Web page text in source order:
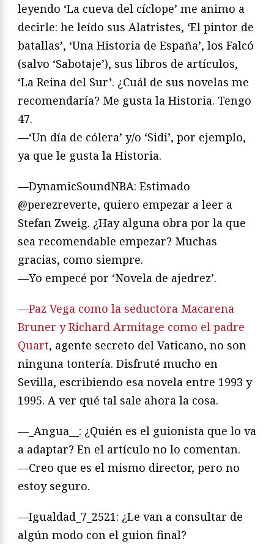
leyendo ‘La cueva del cíclope’ me animo a
decirle: he leído sus Alatristes, ‘El pintor de
batallas’, ‘Una Historia de España’, los Falcó
(salvo ‘Sabotaje’), sus libros de artículos,
‘La Reina del Sur’. ¿Cuál de sus novelas me
recomendaría? Me gusta la Historia. Tengo
47.
—‘Un día de cólera’ y/o ‘Sidi’, por ejemplo,
ya que le gusta la Historia.
—DynamicSoundNBA: Estimado
@perezreverte, quiero empezar a leer a
Stefan Zweig. ¿Hay alguna obra por la que
sea recomendable empezar? Muchas
gracias, como siempre.
—Yo empecé por ‘Novela de ajedrez’.
—Paz Vega como la seductora Macarena
Bruner y Richard Armitage como el padre
Quart, agente secreto del Vaticano, no son
ninguna tontería. Disfruté mucho en
Sevilla, escribiendo esa novela entre 1993 y
1995. A ver qué tal sale ahora la cosa.
—_Angua__: ¿Quién es el guionista que lo va
a adaptar? En el artículo no lo comentan.
—Creo que es el mismo director, pero no
estoy seguro.
—Igualdad_7_2521: ¿Le van a consultar de
algún modo con el guion final?